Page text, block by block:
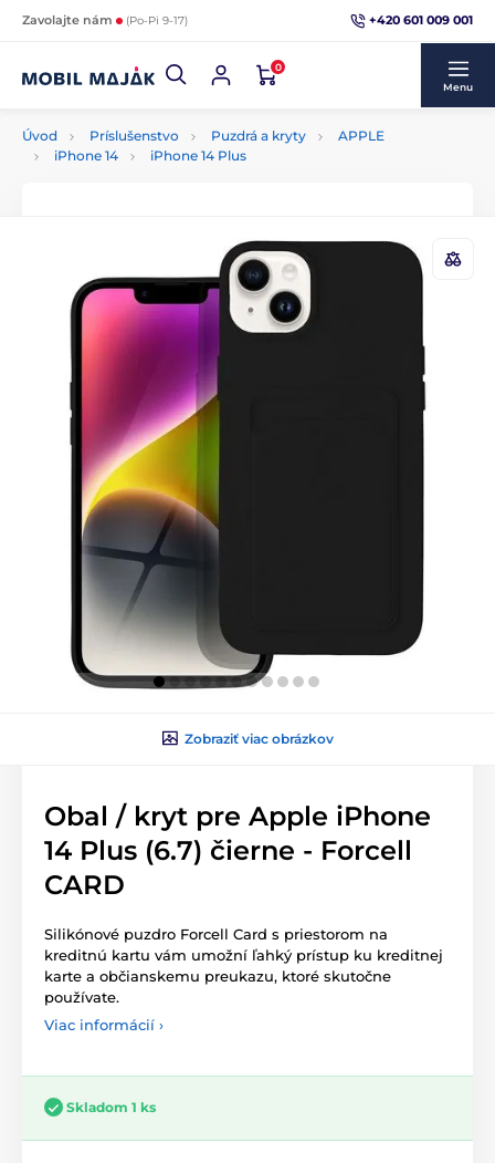
Zavolajte nám (Po-Pi 9-17) +420 601 009 001
0
Menu
Úvod Príslušenstvo Puzdrá a kryty
APPLE
iPhone 14
iPhone 14 Plus
Zobraziť viac obrázkov
Obal / kryt pre Apple iPhone
14 Plus (6.7) čierne - Forcell
CARD
Silikónové puzdro Forcell Card s priestorom na
kreditnú kartu vám umožní ľahký prístup ku kreditnej
karte a občianskemu preukazu, ktoré skutočne
používate.
Viac informácií ›
Skladom 1 ks